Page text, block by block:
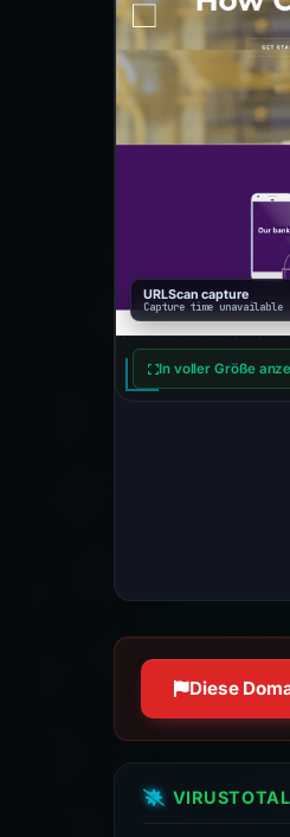
URLScan capture
Capture time unavailable
In voller Größe
Diese